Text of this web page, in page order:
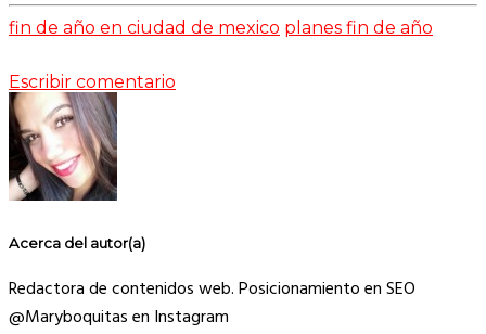
fin de año en ciudad de mexico planes fin de año
Escribir comentario
Acerca del autor(a)
Redactora de contenidos web. Posicionamiento en SEO
@Maryboquitas en Instagram